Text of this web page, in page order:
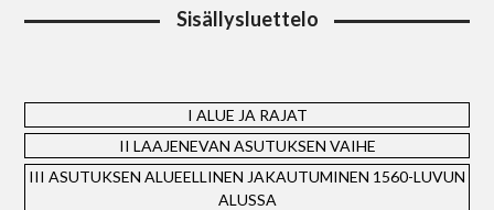
Sisällysluettelo
I ALUE JA RAJAT
II LAAJENEVAN ASUTUKSEN VAIHE
III ASUTUKSEN ALUEELLINEN JAKAUTUMINEN 1560-LUVUN
ALUSSA